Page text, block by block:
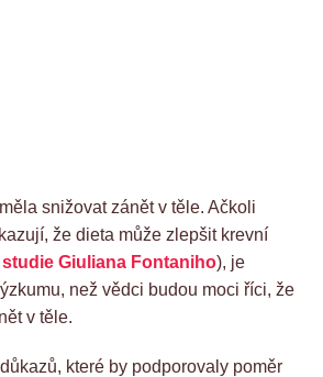
snižovat zánět v těle. Ačkoli
že dieta může zlepšit krevní
studie Giuliana Fontaniho), je
než vědci budou moci říci, že
v těle.
které by podporovaly poměr